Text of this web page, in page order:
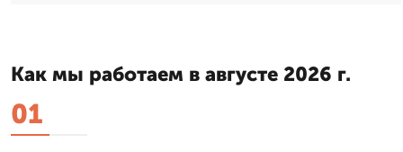
Как мы работаем в августе 2026 г.
01